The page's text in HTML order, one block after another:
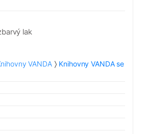
lak
VANDA
Knihovny VANDA se